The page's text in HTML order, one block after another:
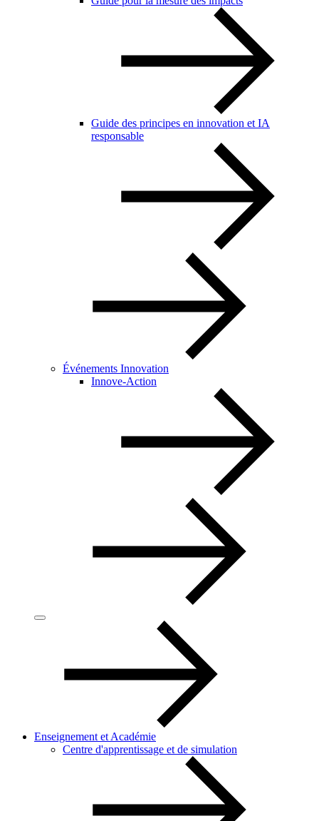
Guide des principes en innovation et IA
responsable
Événements Innovation
Innove-Action
Enseignement et Académie
Centre d'apprentissage et de simulation